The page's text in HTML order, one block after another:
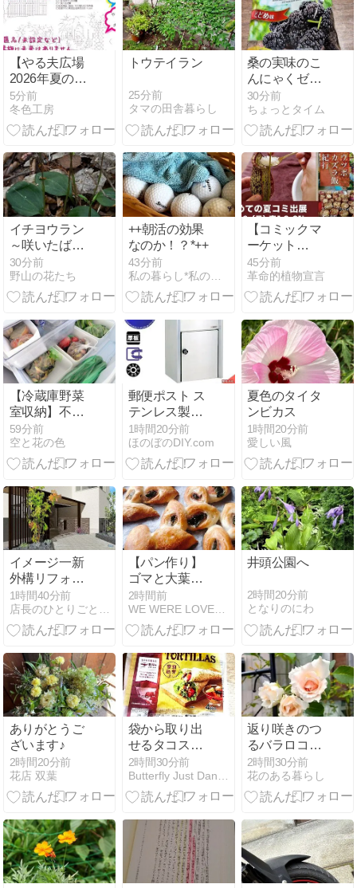
【やる夫広場
2026年夏の短
編祭・紹介】
【R18】魔族
に未来はあり
院瑠奈・ダー
ク・虜囚】
5分前
冬色工房
トウテイラン
25分前
タマの田舎暮らし
桑の実味のこ
んにゃくゼリ
ー
30分前
ちょっとタイム
イチヨウラン
～咲いたばか
りのたくさん
の花
30分前
野山の花たち
++朝活の効果
なのか！？*++
43分前
私の暮らし*私のおうち*2
【コミックマ
ーケット
108】『ウツ
ボカズラ飯紀
行』を頒布し
01b
45分前
革命的植物宣言
【冷蔵庫野菜
室収納】不織
布の仕切りケ
ースから気づ
いた、素材選
59分前
空と花の色
郵便ポスト ス
テンレス製フ
ァミール687
の魅力と選び
方
1時間20分前
ほのぼのDIY.com
夏色のタイタ
ンビカス
1時間20分前
愛しい風
イメージ一新
外構リフォー
ム プラン
1時間40分前
【パン作り】
ゴマと大葉の
ベーコンエピ
2時間前
WE WERE LOVERS。
井頭公園へ
2時間20分前
となりのにわ
ありがとうご
ざいます♪
2時間20分前
花店 双葉
袋から取り出
せるタコスと
クレープ /
Tacos and
Crepes You
of the Bag /
Sunday edition
/ 1Cabin
2時間30分前
返り咲きのつ
るバラロココ
とその後の土
管ひまわり
2時間30分前
花のある暮らし